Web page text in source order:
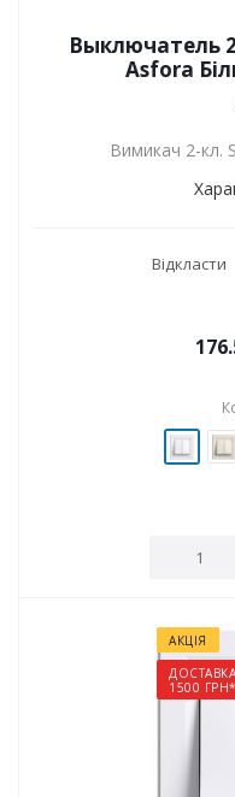
Выключатель
Asfora
Вимикач 2-кл.
Відкласти
АКЦІЯ
1500 ГРН*